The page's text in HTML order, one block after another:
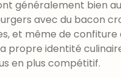
généralement bien
avec du bacon
et même de
propre identité
en plus compétitif.